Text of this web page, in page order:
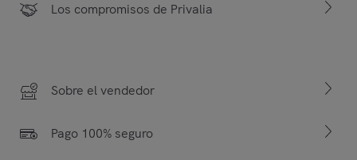
Los compromisos de Privalia
Sobre el vendedor
Pago 100% seguro